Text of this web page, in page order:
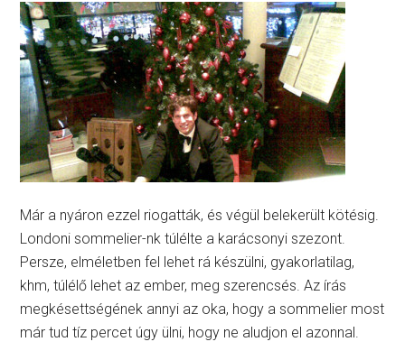
Már a nyáron ezzel riogatták, és végül belekerült kötésig.
Londoni sommelier-nk túlélte a karácsonyi szezont.
Persze, elméletben fel lehet rá készülni, gyakorlatilag,
khm, túlélő lehet az ember, meg szerencsés. Az írás
megkésettségének annyi az oka, hogy a sommelier most
már tud tíz percet úgy ülni, hogy ne aludjon el azonnal.